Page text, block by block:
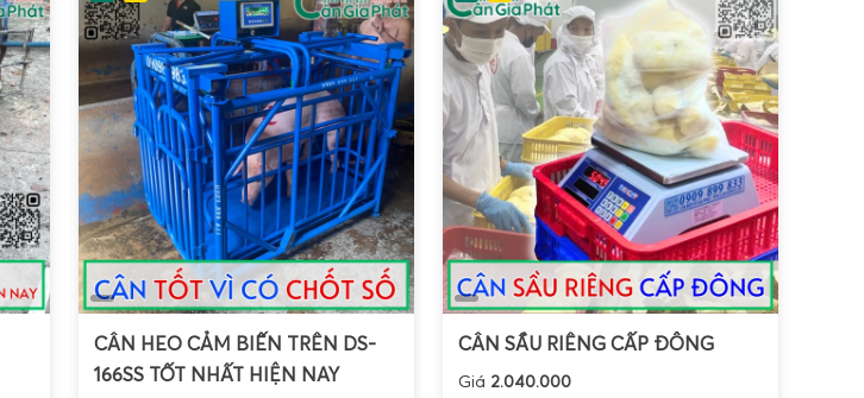
CÂN HEO CẢM BIẾN TRÊN DS-
166SS TỐT NHẤT HIỆN NAY
CÂN SẦU RIÊNG CẤP ĐÔNG
Giá 2.040.000